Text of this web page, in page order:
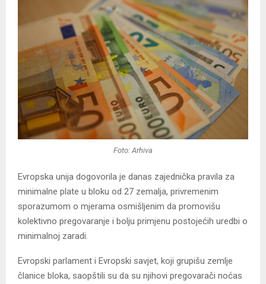
Foto: Arhiva
Evropska unija dogovorila je danas zajednička pravila za
minimalne plate u bloku od 27 zemalja, privremenim
sporazumom o mjerama osmišljenim da promovišu
kolektivno pregovaranje i bolju primjenu postojećih uredbi o
minimalnoj zaradi.
Evropski parlament i Evropski savjet, koji grupišu zemlje
članice bloka, saopštili su da su njihovi pregovarači noćas